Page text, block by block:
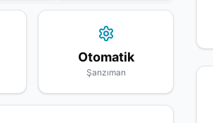
Otomatik
Şanzıman